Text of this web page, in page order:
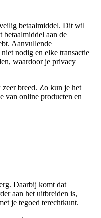
betaalmiddel. Dit wil
betaalmiddel aan de
Aanvullende
nodig en elke transactie
waardoor je privacy
breed. Zo kun je het
van online producten en
Daarbij komt dat
aan het uitbreiden is,
je tegoed terechtkunt.